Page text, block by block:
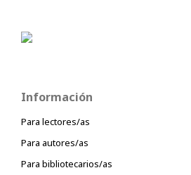
Información
Para lectores/as
Para autores/as
Para bibliotecarios/as